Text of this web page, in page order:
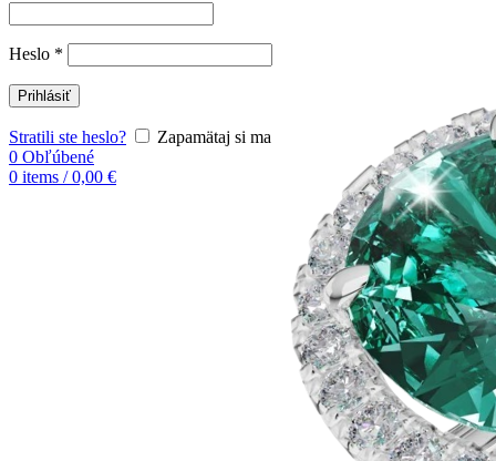
Heslo *
Prihlásiť
Stratili ste heslo?
Zapamätaj si ma
0 Obľúbené
0 items / 0,00 €